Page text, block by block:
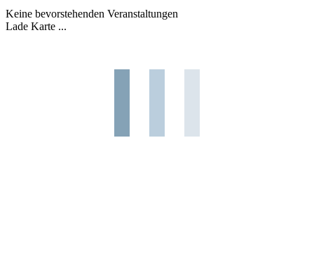
Keine bevorstehenden Veranstaltungen
Lade Karte ...